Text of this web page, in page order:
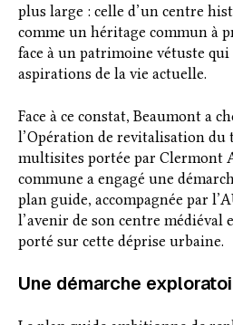
plus large : celle d’un centre
comme un héritage commun à
face à un patrimoine vétuste qui
aspirations de la vie actuelle.
Face à ce constat, Beaumont a
l’Opération de revitalisation du
multisites portée par Clermont
commune a engagé une
plan guide, accompagnée par
l’avenir de son centre médiéval
porté sur cette déprise urbaine.
Une démarche